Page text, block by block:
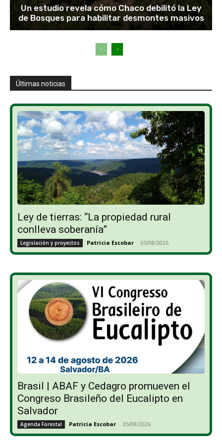
Un estudio revela cómo Chaco debilitó la Ley
de Bosques para habilitar desmontes masivos
Últimas noticias
Ley de tierras: “La propiedad rural
conlleva soberanía”
Legislación y proyectos Patricia Escobar - 05/08/2026
Brasil | ABAF y Cedagro promueven el
Congreso Brasileño del Eucalipto en
Salvador
Agenda Forestal Patricia Escobar - 05/08/2026